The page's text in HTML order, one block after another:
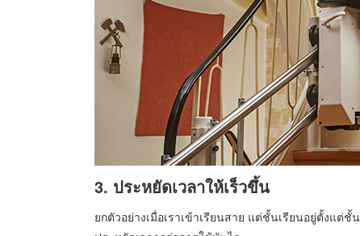
3. ประหยัดเวลาให้เร็วขึ้น
ยกตัวอย่างเมื่อเราเข้าเรียนสาย แต่ชั้นเรียนอยู่ตั้งแต่